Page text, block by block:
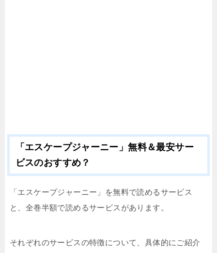
「エスケープジャーニー」無料＆最安サー
ビスのおすすめ？
「エスケープジャーニー」を無料で読めるサービス
と、全巻半額で読めるサービスがあります。
それぞれのサービスの特徴について、具体的にご紹介